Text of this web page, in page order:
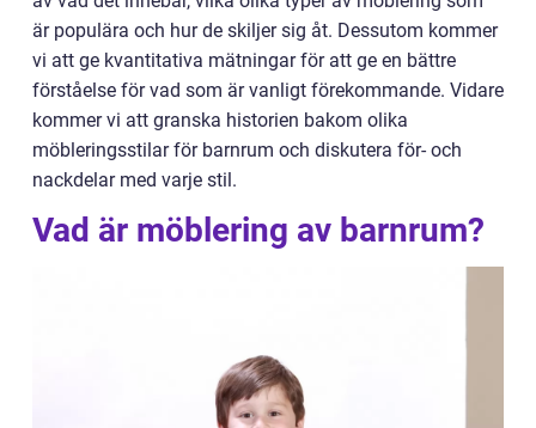
är populära och hur de skiljer sig åt. Dessutom kommer
vi att ge kvantitativa mätningar för att ge en bättre
förståelse för vad som är vanligt förekommande. Vidare
kommer vi att granska historien bakom olika
möbleringsstilar för barnrum och diskutera för- och
nackdelar med varje stil.
Vad är möblering av barnrum?